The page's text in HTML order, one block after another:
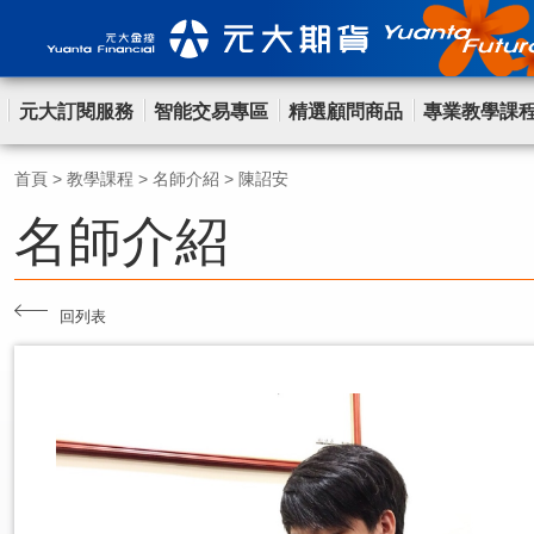
元大訂閱服務 智能交易專區 精選顧問商品 專業教學課
首頁 > 教學課程 > 名師介紹 > 陳詔安
名師介紹
回列表